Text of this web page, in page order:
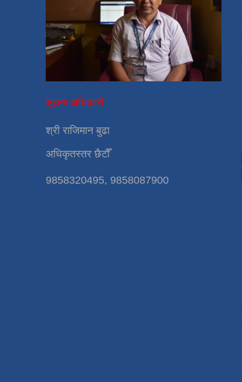
सूचना अधिकारी
श्री राजिमान बुढा
अधिकृतस्तर छैटौँ
9858320495, 9858087900